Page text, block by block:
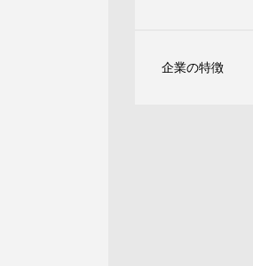
企業の特徴